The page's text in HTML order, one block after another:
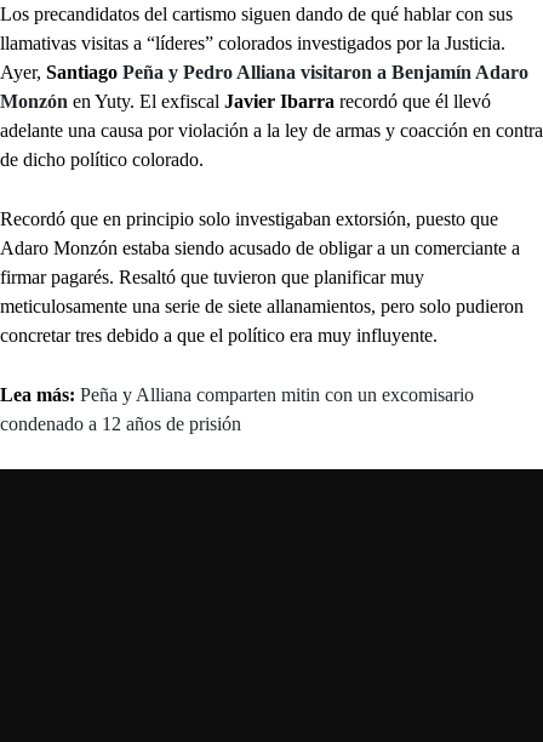
Los precandidatos del cartismo siguen dando de qué hablar con sus
llamativas visitas a “líderes” colorados investigados por la Justicia.
Ayer, Santiago Peña y Pedro Alliana visitaron a Benjamín Adaro
Monzón en Yuty. El exfiscal Javier Ibarra recordó que él llevó
adelante una causa por violación a la ley de armas y coacción en contra
de dicho político colorado.
Recordó que en principio solo investigaban extorsión, puesto que
Adaro Monzón estaba siendo acusado de obligar a un comerciante a
firmar pagarés. Resaltó que tuvieron que planificar muy
meticulosamente una serie de siete allanamientos, pero solo pudieron
concretar tres debido a que el político era muy influyente.
Lea más: Peña y Alliana comparten mitin con un excomisario
condenado a 12 años de prisión